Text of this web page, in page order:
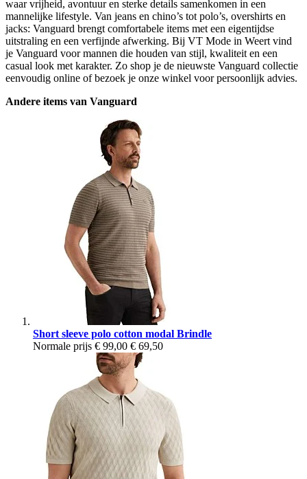
waar vrijheid, avontuur en sterke details samenkomen in een
mannelijke lifestyle. Van jeans en chino’s tot polo’s, overshirts en
jacks: Vanguard brengt comfortabele items met een eigentijdse
uitstraling en een verfijnde afwerking. Bij VT Mode in Weert vind
je Vanguard voor mannen die houden van stijl, kwaliteit en een
casual look met karakter. Zo shop je de nieuwste Vanguard collectie
eenvoudig online of bezoek je onze winkel voor persoonlijk advies.
Andere items van Vanguard
Short sleeve polo cotton modal Brindle
Normale prijs € 99,00 € 69,50